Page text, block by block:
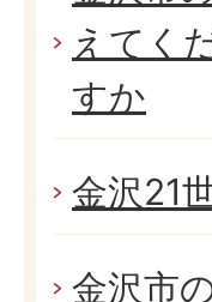
えてく
すか
金沢21
金沢市